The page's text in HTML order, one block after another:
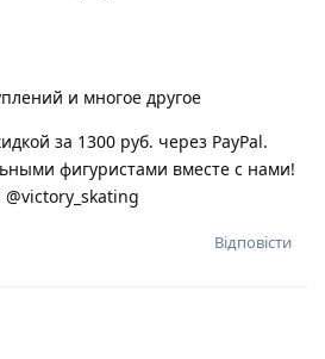
и многое другое
за 1300 руб. через PayPal.
фигуристами вместе с нами!
Відповісти